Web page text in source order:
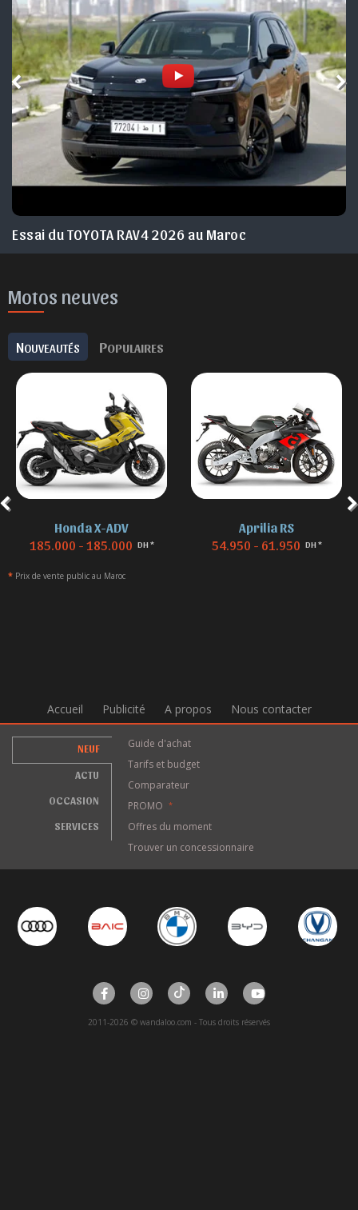
Essai du TOYOTA RAV4 2026 au Maroc
Motos neuves
NOUVEAUTÉS POPULAIRES
Honda X-ADV
185.000 - 185.000 DH *
Aprilia RS
54.950 - 61.950 DH *
* Prix de vente public au Maroc
Accueil Publicité A propos Nous contacter
NEUF
ACTU
OCCASION
SERVICES
Guide d'achat
Tarifs et budget
Comparateur
PROMO
*
Offres du moment
Trouver un concessionnaire
2011-2026 © wandaloo.com - Tous droits réservés